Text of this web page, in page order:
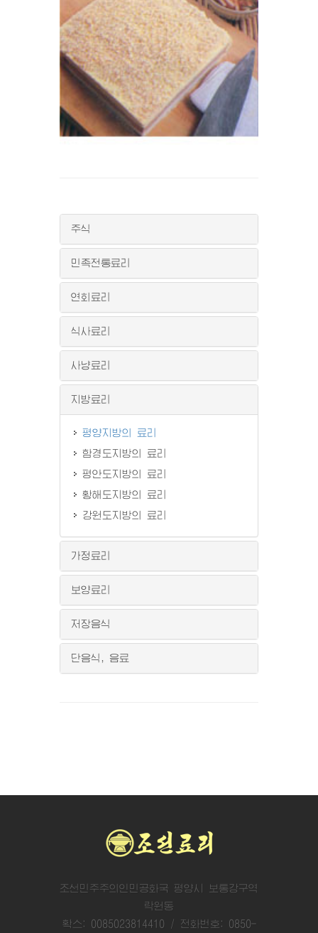
주식
민족전통료리
연회료리
식사료리
사냥료리
지방료리
평양지방의 료리
함경도지방의 료리
평안도지방의 료리
황해도지방의 료리
강원도지방의 료리
가정료리
보양료리
저장음식
단음식, 음료
조선민주주의인민공화국 평양시 보통강구역
락원동
확스: 0085023814410 / 전화번호: 0850-